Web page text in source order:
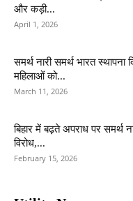
और कड़ी...
April 1, 2026
समर्थ नारी समर्थ भारत
महिलाओं को...
March 11, 2026
बिहार में बढ़ते अपराध पर समर्थ
विरोध,...
February 15, 2026